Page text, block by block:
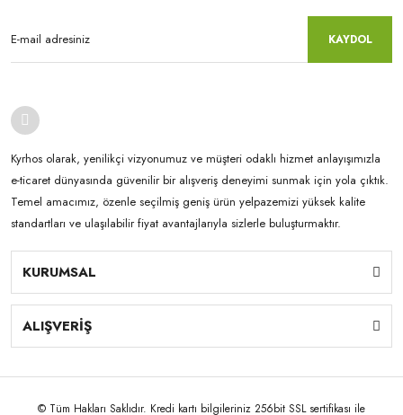
KAYDOL
Kyrhos olarak, yenilikçi vizyonumuz ve müşteri odaklı hizmet anlayışımızla
e-ticaret dünyasında güvenilir bir alışveriş deneyimi sunmak için yola çıktık.
Temel amacımız, özenle seçilmiş geniş ürün yelpazemizi yüksek kalite
standartları ve ulaşılabilir fiyat avantajlarıyla sizlerle buluşturmaktır.
KURUMSAL
ALIŞVERİŞ
© Tüm Hakları Saklıdır. Kredi kartı bilgileriniz 256bit SSL sertifikası ile